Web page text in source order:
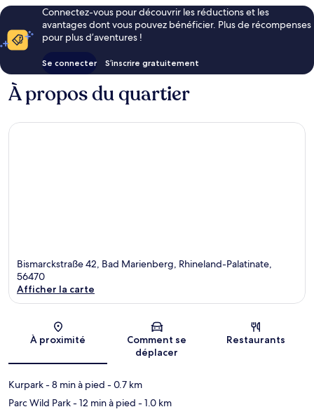
Connectez-vous pour découvrir les réductions et les
avantages dont vous pouvez bénéficier. Plus de récompenses
pour plus d’aventures !
Se connecter S’inscrire gratuitement
À propos du quartier
Bismarckstraße 42, Bad Marienberg, Rhineland-Palatinate,
56470
Afficher la carte
À proximité
Comment se
déplacer
Restaurants
Kurpark- 8 min à pied - 0.7 km
Parc Wild Park- 12 min à pied - 1.0 km